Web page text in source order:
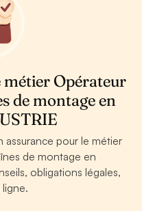
métier Opérateur
de montage en
assurance pour le métier
de montage en
obligations légales,